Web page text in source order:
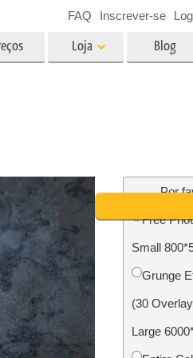
de
Foto Restauração Serviços
Loja Blog
FAQ Inscrever-se
Por
Free
Small
Grunge
(30
Large